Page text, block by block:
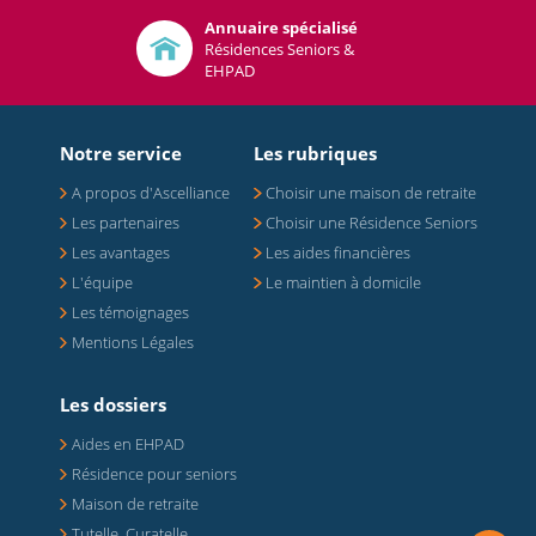
Notre service
A propos d'Ascelliance
Les partenaires
Les avantages
L'équipe
Les témoignages
Mentions Légales
Les rubriques
Choisir une maison de retraite
Choisir une Résidence Seniors
Les aides financières
Le maintien à domicile
Les dossiers
Aides en EHPAD
Résidence pour seniors
Maison de retraite
Annuaire spécialisé
Résidences Seniors &
EHPAD